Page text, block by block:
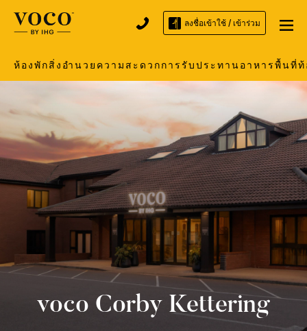
ลงชื่อเข้าใช้ / เข้าร่วม
ห้องพักสิ่งอำนวยความสะดวกการรับประทานอาหารพื้นที่ท้
voco Corby Kettering